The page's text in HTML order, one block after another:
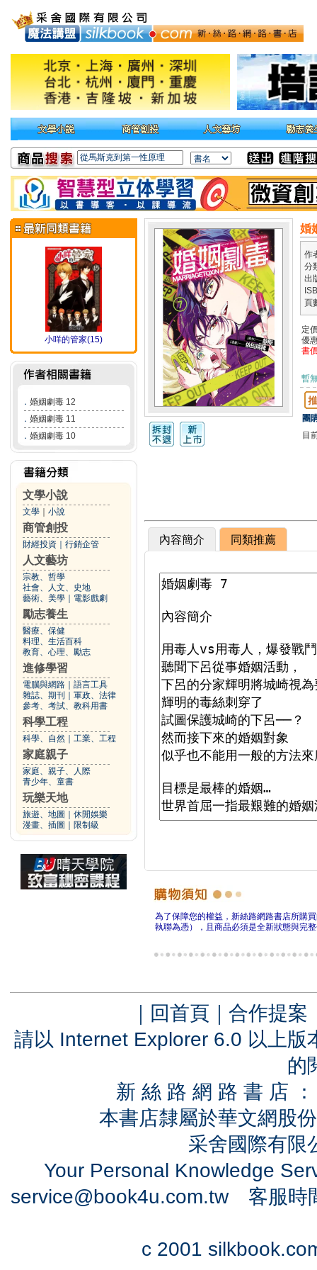
小咩的管家(15)
． 婚姻劇毒 12
． 婚姻劇毒 11
． 婚姻劇毒 10
文學小說
文學 小說
商管創投
財經投資 行銷企管
人文藝坊
宗教、哲學
社會、人文、史地
藝術、美學
電影戲劇
勵志養生
醫療、保健
料理、生活百科
教育、心理、勵志
進修學習
電腦與網路
語言工具
雜誌、期刊
軍政、法律
參考、考試、教科用書
科學工程
科學、自然 工業、工程
家庭親子
家庭、親子、人際
青少年、童書
玩樂天地
旅遊、地圖
休閒娛樂
漫畫、插圖
限制級
婚
作
分
出
頁
定
優
書
暫
團
目
內容簡介 同類推薦
為了保障您的權益，新絲路網路書店所購
執聯為憑），且商品必須是全新狀態與完
｜ 回首頁 ｜ 合作提案
請以 Internet Explorer 6.0 以上
的
新 絲 路 網 路 書 店
本書店隸屬於華文網股
采舍國際有
Your Personal Knowledge
service@book4u.com.tw客服時
c 2001